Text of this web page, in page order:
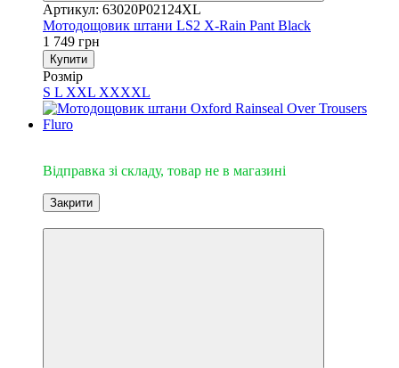
Артикул: 63020P02124XL
Мотодощовик штани LS2 X-Rain Pant Black
1 749 грн
Купити
Розмір
S L XXL XXXXL
Відправка зі складу, товар не в магазині
Закрити